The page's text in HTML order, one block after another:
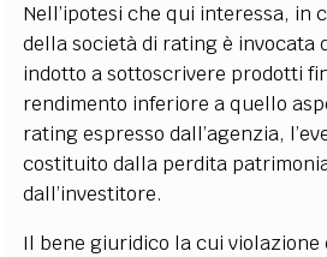
Nell’ipotesi che qui interessa, in
della società di rating è invocata
indotto a sottoscrivere prodotti
rendimento inferiore a quello
rating espresso dall’agenzia,
costituito dalla perdita
dall’investitore.
Il bene giuridico la cui violazione